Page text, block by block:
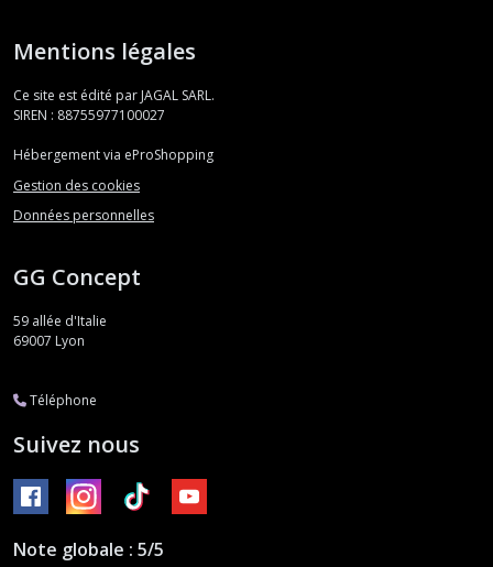
Mentions légales
Ce site est édité par JAGAL SARL.
SIREN : 88755977100027
Hébergement via eProShopping
Gestion des cookies
Données personnelles
GG Concept
59 allée d'Italie
69007 Lyon
Téléphone
Suivez nous
Note globale : 5/5